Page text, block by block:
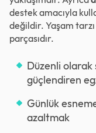
destek amacıyla
değildir. Yaşam
parçasıdır.
Düzenli olarak
güçlendiren
Günlük
azaltmak